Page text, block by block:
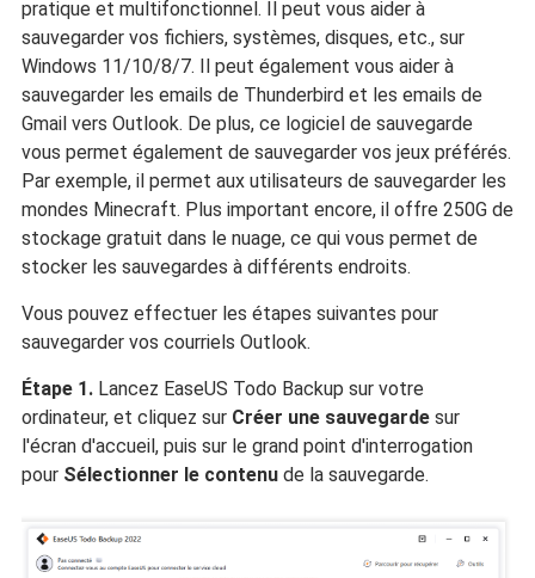
pratique et multifonctionnel. Il peut vous aider à
sauvegarder vos fichiers, systèmes, disques, etc., sur
Windows 11/10/8/7. Il peut également vous aider à
sauvegarder les emails de Thunderbird et les emails de
Gmail vers Outlook. De plus, ce logiciel de sauvegarde
vous permet également de sauvegarder vos jeux préférés.
Par exemple, il permet aux utilisateurs de sauvegarder les
mondes Minecraft. Plus important encore, il offre 250G de
stockage gratuit dans le nuage, ce qui vous permet de
stocker les sauvegardes à différents endroits.
Vous pouvez effectuer les étapes suivantes pour
sauvegarder vos courriels Outlook.
Étape 1. Lancez EaseUS Todo Backup sur votre
ordinateur, et cliquez sur Créer une sauvegardesur
l'écran d'accueil, puis sur le grand point d'interrogation
pour Sélectionner le contenude la sauvegarde.